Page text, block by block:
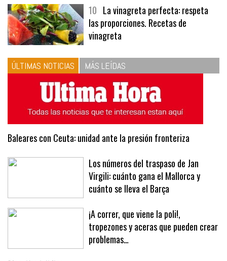
10 La vinagreta perfecta: respeta
las proporciones. Recetas de
vinagreta
ÚLTIMAS NOTICIAS MÁS LEÍDAS
Baleares con Ceuta: unidad ante la presión fronteriza
Los números del traspaso de Jan
Virgili: cuánto gana el Mallorca y
cuánto se lleva el Barça
¡A correr, que viene la poli!,
tropezones y aceras que pueden crear
problemas…